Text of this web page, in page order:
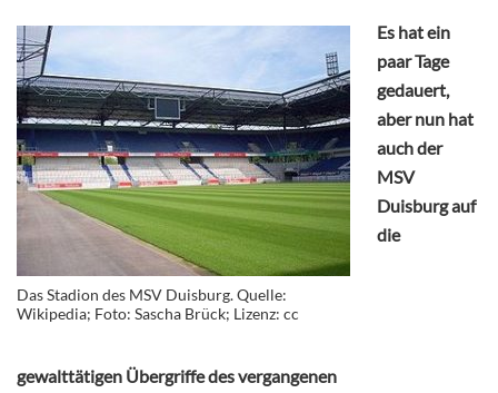
Das Stadion des MSV Duisburg. Quelle:
Wikipedia; Foto: Sascha Brück; Lizenz: cc
Es hat ein
paar Tage
gedauert,
aber nun hat
auch der
MSV
Duisburg auf
die
gewalttätigen Übergriffe des vergangenen